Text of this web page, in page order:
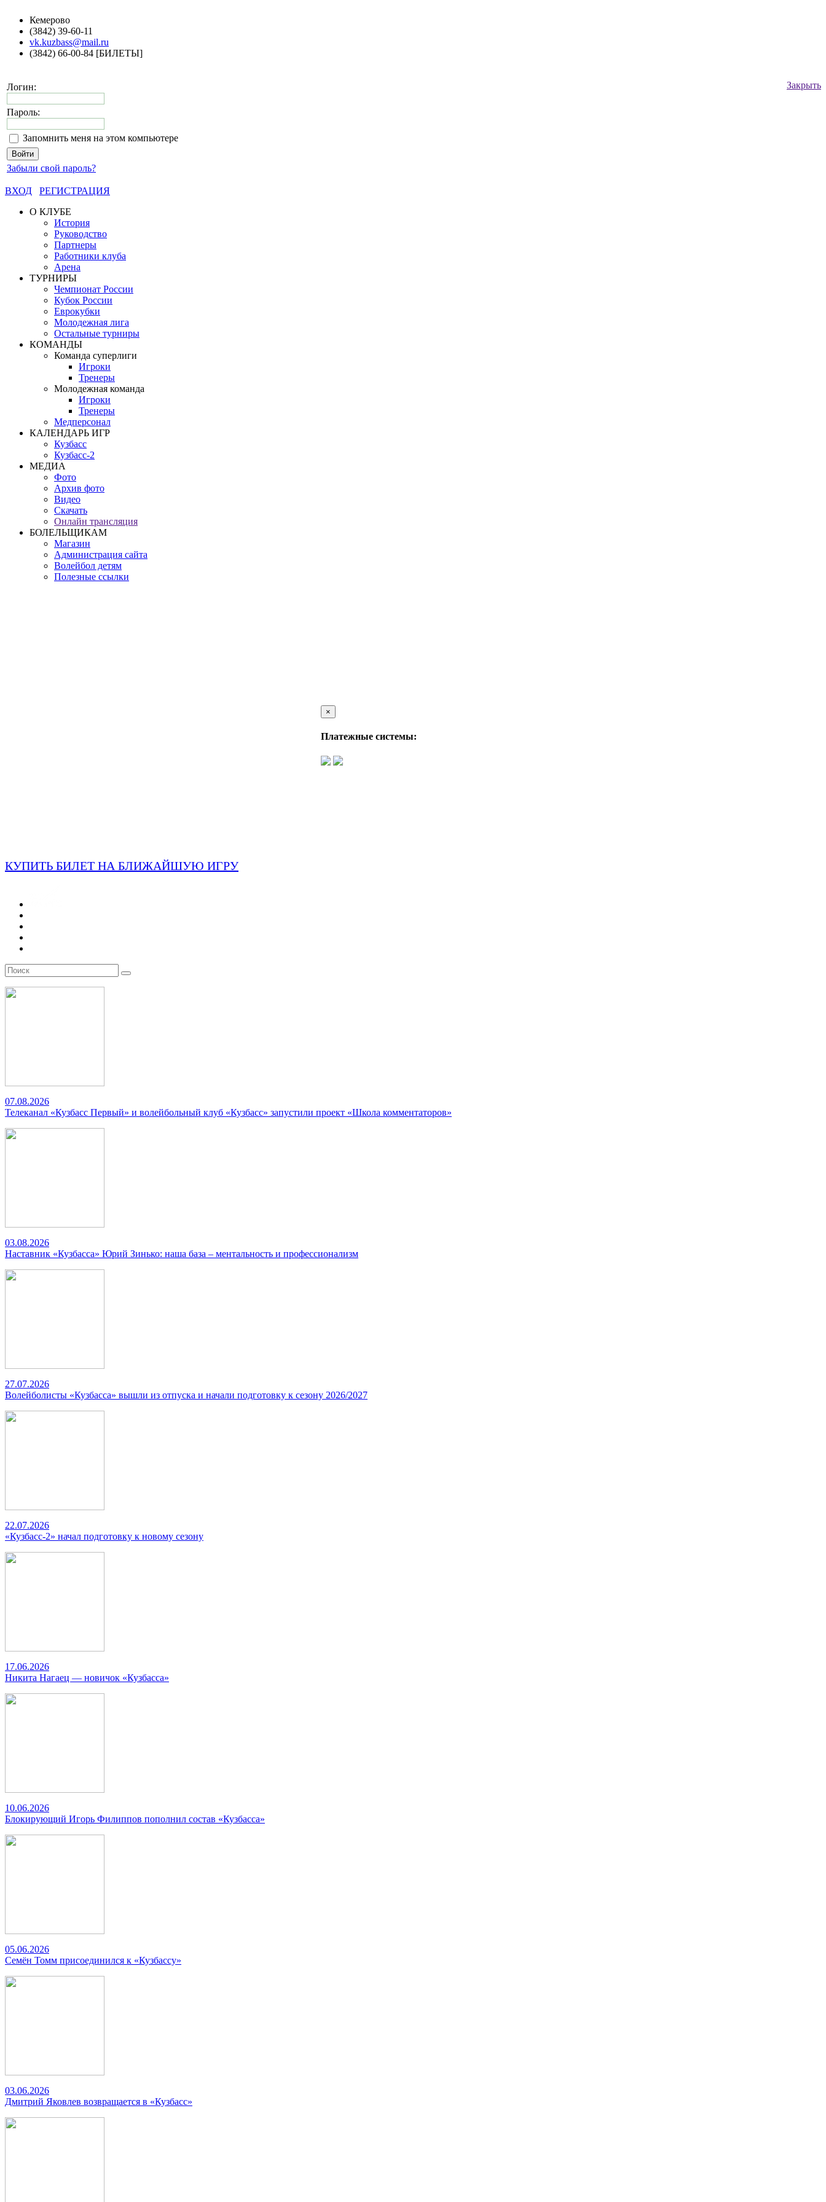
Кемерово
(3842) 39-60-11
vk.kuzbass@mail.ru
(3842) 66-00-84 [БИЛЕТЫ]
Закрыть
Логин:
Пароль:
Запомнить меня на этом компьютере
Забыли свой пароль?
ВХОД
РЕГИСТРАЦИЯ
О КЛУБЕ
История
Руководство
Партнеры
Работники клуба
Арена
ТУРНИРЫ
Чемпионат России
Кубок России
Еврокубки
Молодежная лига
Остальные турниры
КОМАНДЫ
Команда суперлиги
Игроки
Тренеры
Молодежная команда
Игроки
Тренеры
Медперсонал
КАЛЕНДАРЬ ИГР
Кузбасс
Кузбасс-2
МЕДИА
Фото
Архив фото
Видео
Скачать
Онлайн трансляция
БОЛЕЛЬЩИКАМ
Магазин
Администрация сайта
Волейбол детям
Полезные ссылки
×
Платежные системы:
КУПИТЬ БИЛЕТ НА БЛИЖАЙШУЮ ИГРУ
07.08.2026
Телеканал «Кузбасс Первый» и волейбольный клуб «Кузбасс» запустили проект «Школа комментаторов»
03.08.2026
Наставник «Кузбасса» Юрий Зинько: наша база – ментальность и профессионализм
27.07.2026
Волейболисты «Кузбасса» вышли из отпуска и начали подготовку к сезону 2026/2027
22.07.2026
«Кузбасс-2» начал подготовку к новому сезону
17.06.2026
Никита Нагаец — новичок «Кузбасса»
10.06.2026
Блокирующий Игорь Филиппов пополнил состав «Кузбасса»
05.06.2026
Семён Томм присоединился к «Кузбассу»
03.06.2026
Дмитрий Яковлев возвращается в «Кузбасс»